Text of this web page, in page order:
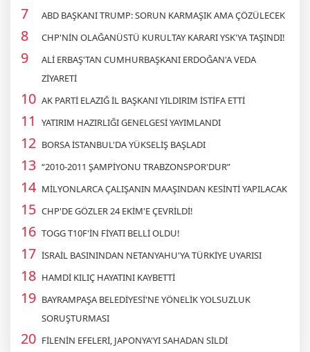
ABD BAŞKANI TRUMP: SORUN KARMAŞIK AMA ÇÖZÜLECEK
CHP'NİN OLAĞANÜSTÜ KURULTAY KARARI YSK'YA TAŞINDI!
ALİ ERBAŞ'TAN CUMHURBAŞKANI ERDOĞAN'A VEDA
ZİYARETİ
AK PARTİ ELAZIĞ İL BAŞKANI YILDIRIM İSTİFA ETTİ
YATIRIM HAZIRLIĞI GENELGESİ YAYIMLANDI
BORSA İSTANBUL'DA YÜKSELİŞ BAŞLADI
“2010-2011 ŞAMPİYONU TRABZONSPOR'DUR”
MİLYONLARCA ÇALIŞANIN MAAŞINDAN KESİNTİ YAPILACAK
CHP'DE GÖZLER 24 EKİM'E ÇEVRİLDİ!
TOGG T10F'İN FİYATI BELLİ OLDU!
İSRAİL BASININDAN NETANYAHU'YA TÜRKİYE UYARISI
HAMDİ KILIÇ HAYATINI KAYBETTİ
BAYRAMPAŞA BELEDİYESİ'NE YÖNELİK YOLSUZLUK
SORUŞTURMASI
FİLENİN EFELERİ, JAPONYA'YI SAHADAN SİLDİ